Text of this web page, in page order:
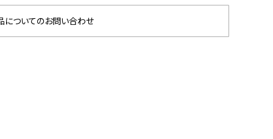
についてのお問い合わせ